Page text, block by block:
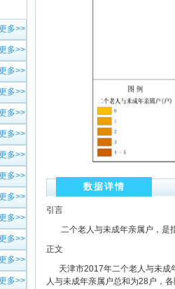
多>>
多>>
多>>
多>>
多>>
多>>
多>>
多>>
多>>
多>>
多>>
多>>
多>>
数据详情
引言
二个老人与未成年亲属户，是指
正文
天津市2017年二个老人与未成
人与未成年亲属户总和为28户，各